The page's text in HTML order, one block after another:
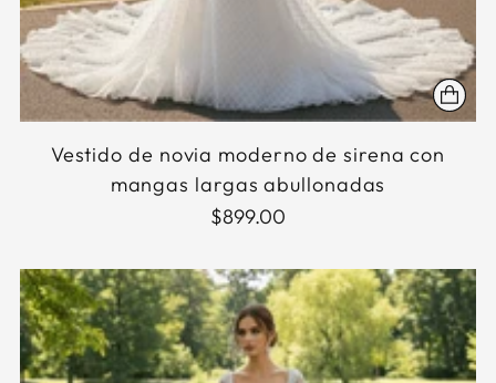
Vestido de novia moderno de sirena con
mangas largas abullonadas
$899.00